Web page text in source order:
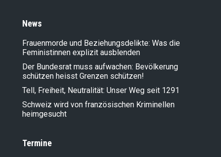
News
Frauenmorde und Beziehungsdelikte: Was die
Feministinnen explizit ausblenden
Der Bundesrat muss aufwachen: Bevölkerung
schützen heisst Grenzen schützen!
Tell, Freiheit, Neutralität: Unser Weg seit 1291
Schweiz wird von französischen Kriminellen
heimgesucht
Termine